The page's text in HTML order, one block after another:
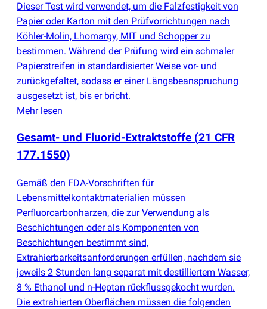
Dieser Test wird verwendet, um die Falzfestigkeit von
Papier oder Karton mit den Prüfvorrichtungen nach
Köhler-Molin, Lhomargy, MIT und Schopper zu
bestimmen. Während der Prüfung wird ein schmaler
Papierstreifen in standardisierter Weise vor- und
zurückgefaltet, sodass er einer Längsbeanspruchung
ausgesetzt ist, bis er bricht.
Mehr lesen
Gesamt- und Fluorid-Extraktstoffe (21 CFR
177.1550)
Gemäß den FDA-Vorschriften für
Lebensmittelkontaktmaterialien müssen
Perfluorcarbonharzen, die zur Verwendung als
Beschichtungen oder als Komponenten von
Beschichtungen bestimmt sind,
Extrahierbarkeitsanforderungen erfüllen, nachdem sie
jeweils 2 Stunden lang separat mit destilliertem Wasser,
8 % Ethanol und n-Heptan rückflussgekocht wurden.
Die extrahierten Oberflächen müssen die folgenden